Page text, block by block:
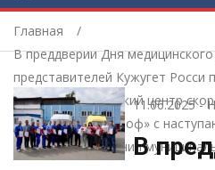
Главная
В преддверии Дня
представителей Кужугет Росси
РТ «Республиканский центр
медицины катастроф» с
праздником и вручил
11.06.2025-
В